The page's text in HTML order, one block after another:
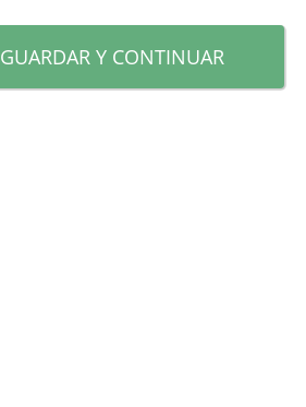
GUARDAR Y CONTINUAR